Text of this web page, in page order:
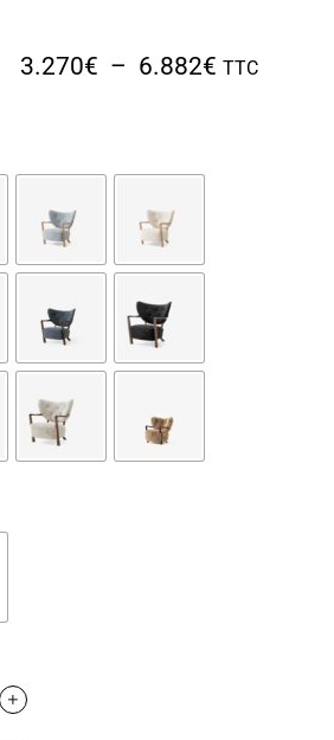
3.270€ – 6.882€ TTC
+